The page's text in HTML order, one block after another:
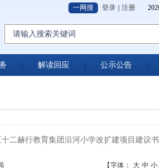
一网搜 登录 注册
解读回应 公示公告
二赫行教育集团沿河小学改扩建项目建议
【字体： 大 中 小